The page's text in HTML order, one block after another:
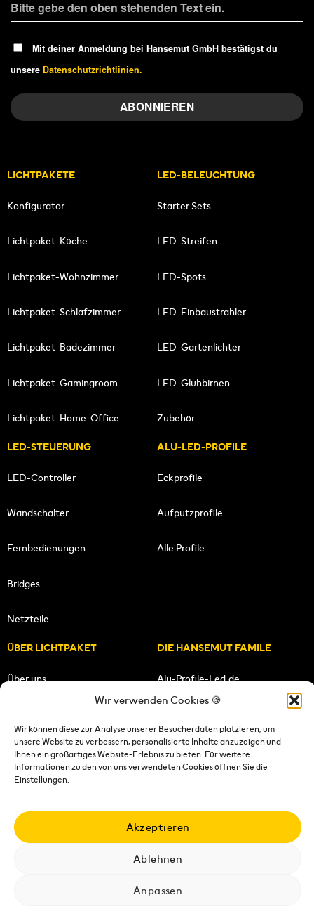
Wir verwenden Cookies 🍪
Wir können diese zur Analyse unserer Besucherdaten platzieren, um
unsere Website zu verbessern, personalisierte Inhalte anzuzeigen und
Ihnen ein großartiges Website-Erlebnis zu bieten. Für weitere
Informationen zu den von uns verwendeten Cookies öffnen Sie die
Einstellungen.
Akzeptieren
Ablehnen
Anpassen
Mit deiner Anmeldung bei Hansemut GmbH bestätigst du
unsere Datenschutzrichtlinien.
LICHTPAKETE
Konfigurator
Lichtpaket-Küche
Lichtpaket-Wohnzimmer
Lichtpaket-Schlafzimmer
Lichtpaket-Badezimmer
Lichtpaket-Gamingroom
Lichtpaket-Home-Office
LED-BELEUCHTUNG
Starter Sets
LED-Streifen
LED-Spots
LED-Einbaustrahler
LED-Gartenlichter
LED-Glühbirnen
Zubehör
LED-STEUERUNG
LED-Controller
Wandschalter
Fernbedienungen
Bridges
Netzteile
ALU-LED-PROFILE
Eckprofile
Aufputzprofile
Alle Profile
ÜBER LICHTPAKET
Über uns
Unser Team
DIE HANSEMUT FAMILE
Alu-Profile-Led.de
Lichtpaket.de
Datenschutzerklärung|Wiederrufsrecht